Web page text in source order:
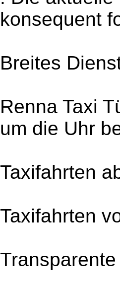
konsequent
Breites
Renna Taxi
um die Uhr
Taxifahrten
Taxifahrten